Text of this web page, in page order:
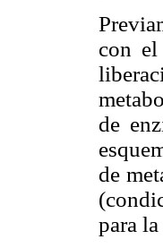
con
de
de
para